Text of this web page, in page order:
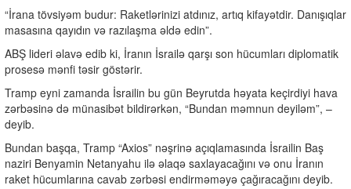
“İrana tövsiyəm budur: Raketlərinizi atdınız, artıq kifayətdir. Danışıqlar
masasına qayıdın və razılaşma əldə edin”.
ABŞ lideri əlavə edib ki, İranın İsrailə qarşı son hücumları diplomatik
prosesə mənfi təsir göstərir.
Tramp eyni zamanda İsrailin bu gün Beyrutda həyata keçirdiyi hava
zərbəsinə də münasibət bildirərkən, “Bundan məmnun deyiləm”, –
deyib.
Bundan başqa, Tramp “Axios” nəşrinə açıqlamasında İsrailin Baş
naziri Benyamin Netanyahu ilə əlaqə saxlayacağını və onu İranın
raket hücumlarına cavab zərbəsi endirməməyə çağıracağını deyib.